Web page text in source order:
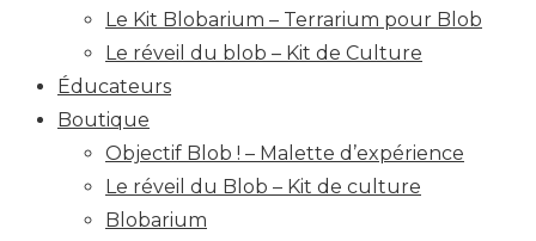
Le Kit Blobarium – Terrarium pour Blob
Le réveil du blob – Kit de Culture
Éducateurs
Boutique
Objectif Blob ! – Malette d’expérience
Le réveil du Blob – Kit de culture
Blobarium